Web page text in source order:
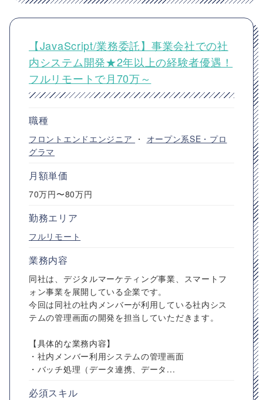
【JavaScript/業務委託】事業会社での社
内システム開発★2年以上の経験者優遇！
フルリモートで月70万～
職種
フロントエンドエンジニア ・ オープン系SE・プロ
グラマ
月額単価
70万円〜80万円
勤務エリア
フルリモート
業務内容
同社は、デジタルマーケティング事業、スマートフ
ォン事業を展開している企業です。
今回は同社の社内メンバーが利用している社内シス
テムの管理画面の開発を担当していただきます。
【具体的な業務内容】
・社内メンバー利用システムの管理画面
・バッチ処理（データ連携、データ...
必須スキル